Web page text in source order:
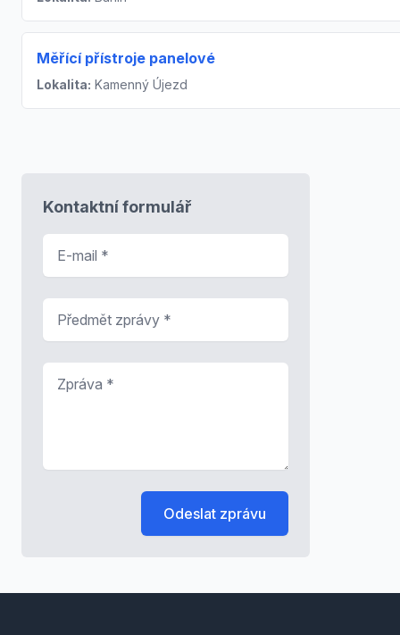
Měřící přístroje panelové
Lokalita: Kamenný Újezd
Kontaktní formulář
Odeslat zprávu